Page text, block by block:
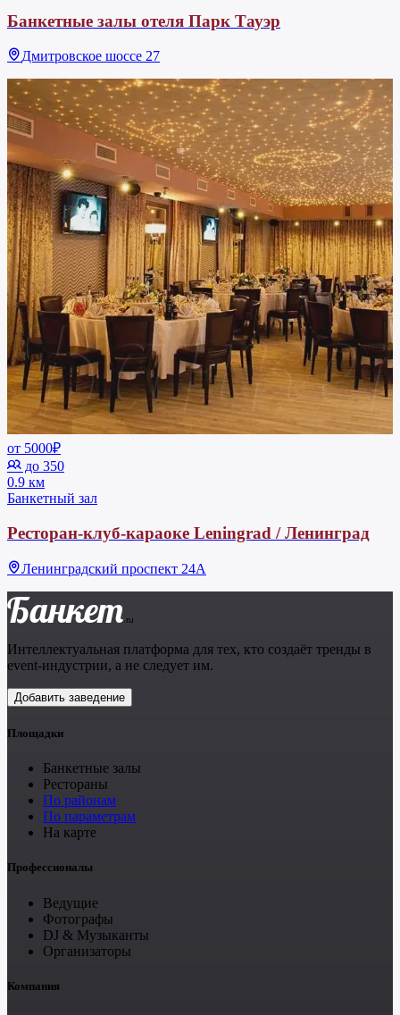
Банкетные залы отеля Парк Тауэр
Дмитровское шоссе 27
от 5000₽
до 350
0.9 км
Банкетный зал
Ресторан-клуб-караоке Leningrad / Ленинград
Ленинградский проспект 24А
Банкет .ru
Интеллектуальная платформа для тех, кто создаёт тренды в
event-индустрии, а не следует им.
Добавить заведение
Площадки
Банкетные залы
Рестораны
По районам
По параметрам
На карте
Профессионалы
Ведущие
Фотографы
DJ & Музыканты
Организаторы
Компания